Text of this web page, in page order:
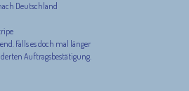
Deutschland
Falls es doch mal länger
Auftragsbestätigung.